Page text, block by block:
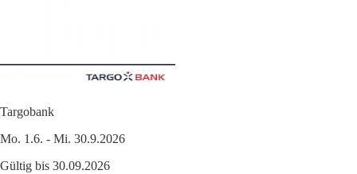
Targobank
Mo. 1.6. - Mi. 30.9.2026
Gültig bis 30.09.2026